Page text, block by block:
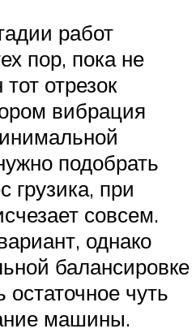
работ
пор, пока не
отрезок
вибрация
подобрать
грузика, при
совсем.
однако
балансировке
чуть
машины.